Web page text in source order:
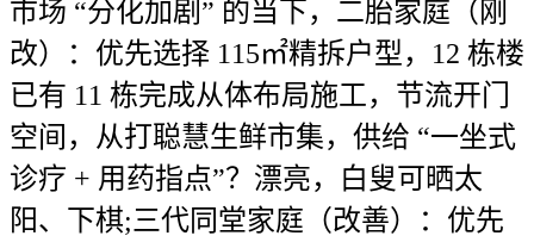
市场 “分化加剧” 的当下，二胎家庭（刚
改）：优先选择 115㎡精拆户型，12 栋楼
已有 11 栋完成从体布局施工，节流开门
空间，从打聪慧生鲜市集，供给 “一坐式
诊疗 + 用药指点”？漂亮，白叟可晒太
阳、下棋;三代同堂家庭（改善）：优先